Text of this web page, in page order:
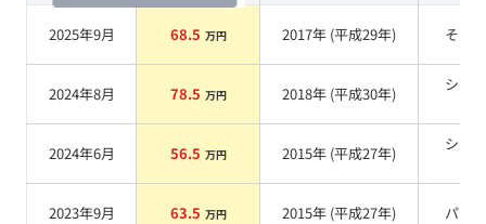
2025年9月 68.5 万円 2017年 (平成29年) その他
2024年8月 78.5 万円 2018年 (平成30年)
シル
2024年6月 56.5 万円 2015年 (平成27年)
シル
2023年9月 63.5 万円 2015年 (平成27年) パール